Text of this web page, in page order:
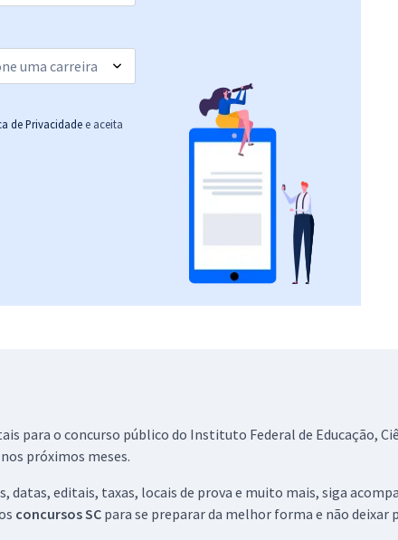
de Privacidade e aceita
para o concurso público do Instituto Federal de Educação,
próximos meses.
editais, taxas, locais de prova e muito mais, siga
concursos SC para se preparar da melhor forma e não deixar